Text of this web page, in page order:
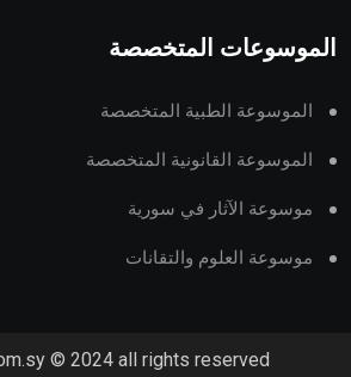
الموسوعات المتخصصة
الموسوعة الطبية المتخصصة
الموسوعة القانونية المتخصصة
موسوعة الآثار في سورية
موسوعة العلوم والتقانات
© 2024 all rights reserved.